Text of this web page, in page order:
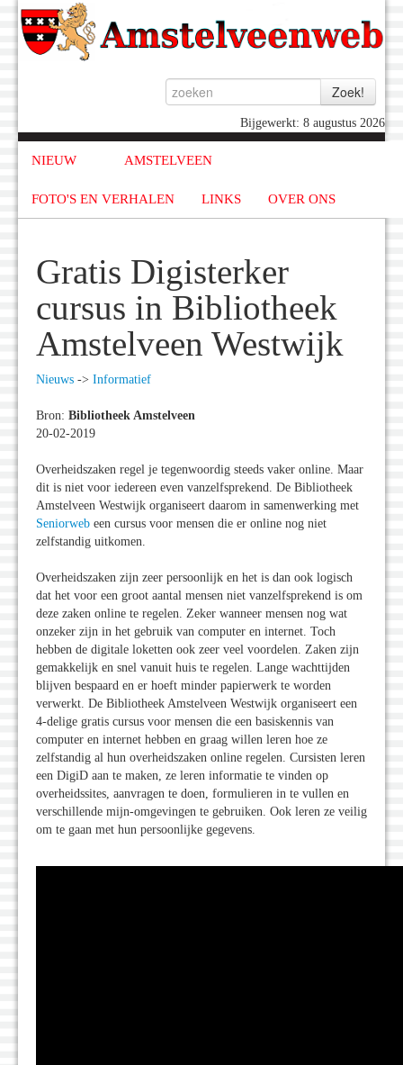
Bijgewerkt: 8 augustus 2026
NIEUW AMSTELVEEN
FOTO'S EN VERHALEN LINKS OVER ONS
Gratis Digisterker
cursus in Bibliotheek
Amstelveen Westwijk
Nieuws -> Informatief
Bron: Bibliotheek Amstelveen
20-02-2019
Overheidszaken regel je tegenwoordig steeds vaker online. Maar
dit is niet voor iedereen even vanzelfsprekend. De Bibliotheek
Amstelveen Westwijk organiseert daarom in samenwerking met
Seniorweb een cursus voor mensen die er online nog niet
zelfstandig uitkomen.
Overheidszaken zijn zeer persoonlijk en het is dan ook logisch
dat het voor een groot aantal mensen niet vanzelfsprekend is om
deze zaken online te regelen. Zeker wanneer mensen nog wat
onzeker zijn in het gebruik van computer en internet. Toch
hebben de digitale loketten ook zeer veel voordelen. Zaken zijn
gemakkelijk en snel vanuit huis te regelen. Lange wachttijden
blijven bespaard en er hoeft minder papierwerk te worden
verwerkt. De Bibliotheek Amstelveen Westwijk organiseert een
4-delige gratis cursus voor mensen die een basiskennis van
computer en internet hebben en graag willen leren hoe ze
zelfstandig al hun overheidszaken online regelen. Cursisten leren
een DigiD aan te maken, ze leren informatie te vinden op
overheidssites, aanvragen te doen, formulieren in te vullen en
verschillende mijn-omgevingen te gebruiken. Ook leren ze veilig
om te gaan met hun persoonlijke gegevens.